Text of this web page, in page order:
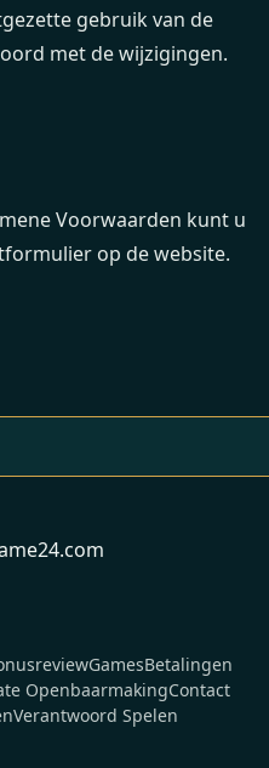
gebruik van de
met de wijzigingen.
Voorwaarden kunt u
op de website.
GamesBetalingen
OpenbaarmakingContact
Verantwoord Spelen